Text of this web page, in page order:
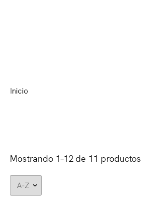
Inicio
Mostrando 1–12 de 11 productos